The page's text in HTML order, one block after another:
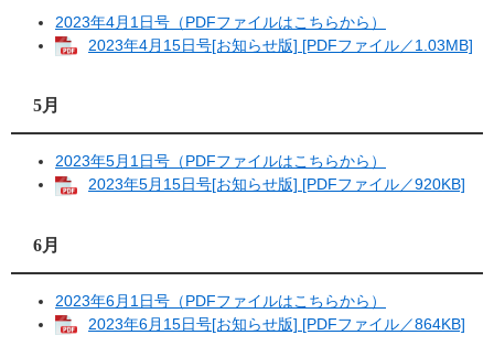
2023年4月1日号（PDFファイルはこちらから）
2023年4月15日号[お知らせ版] [PDFファイル／1.03MB]
5月
2023年5月1日号（PDFファイルはこちらから）
2023年5月15日号[お知らせ版] [PDFファイル／920KB]
6月
2023年6月1日号（PDFファイルはこちらから）
2023年6月15日号[お知らせ版] [PDFファイル／864KB]